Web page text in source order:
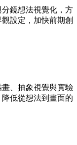
鏡想法視覺化，方
設定，加快前期創
、抽象視覺與實驗
低從想法到畫面的